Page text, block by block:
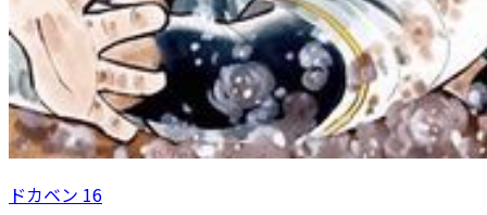
ドカベン 16